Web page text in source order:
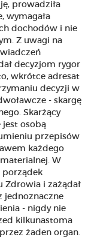
prowadziła
wymagała
dochodów i nie
Z uwagi na
decyzjom rygor
wkrótce adresat
decyzji w
- skargę
Skarżący
jest osobą
przepisów
każdego
W
porządek
Zdrowia i zażądał
jednoznaczne
- nigdy nie
kilkunastoma
żaden organ.